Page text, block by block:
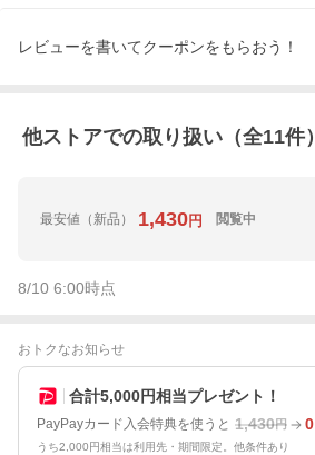
レビューを書いてクーポンをもらおう！
他ストアでの取り扱い（全11件）
最安値 （新品） 1,430円 閲覧中
8/10 6:00時点
おトクなお知らせ
合計5,000円相当プレゼント！
PayPayカード入会特典を使うと 1,430円 0
うち2,000円相当は利用先・期間限定。他条件あり